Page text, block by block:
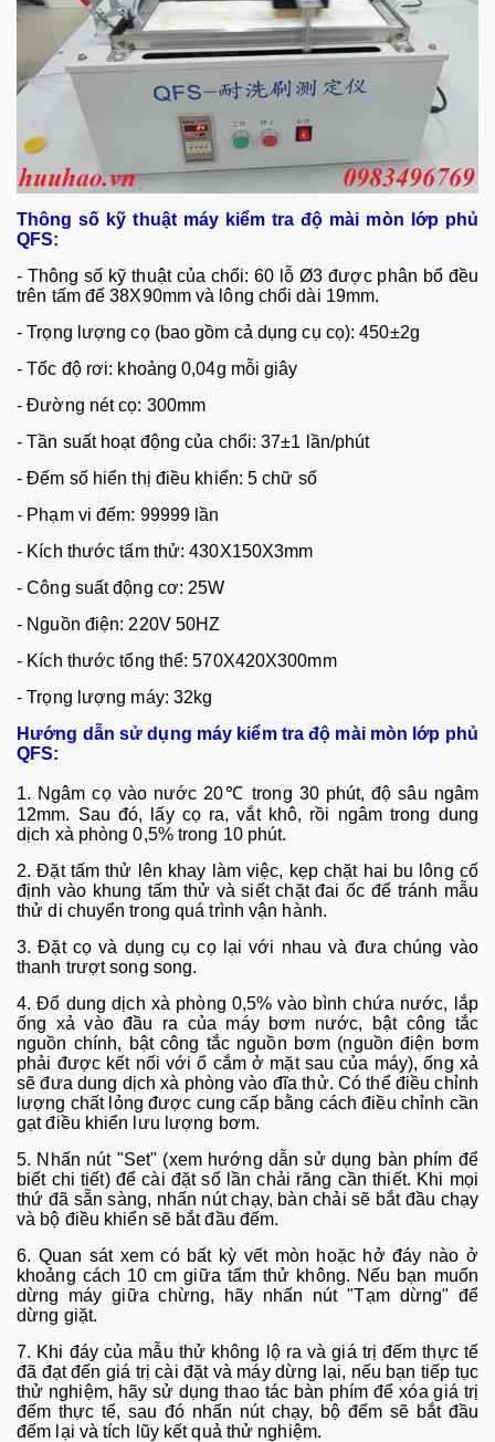
Thông số kỹ thuật máy kiểm tra độ mài mòn lớp phủ
QFS:
- Thông số kỹ thuật của chổi: 60 lỗØ3 được phân bổ đều
trên tấm đế 38X90mm và lông chổi dài 19mm.
- Trọng lượng cọ (bao gồm cả dụng cụ cọ): 450±2g
- Tốc độ rơi: khoảng 0,04g mỗi giây
- Đường nét cọ: 300mm
- Tần suất hoạt động của chổi: 37±1 l ần/phút
- Đếm số hiển thị điều khiển: 5 chữ số
- Phạm vi đếm: 99999 lần
- Kích thước tấm thử: 430X150X3mm
- Công suất động cơ: 25W
- Nguồn điện: 220V 50HZ
- Kích thước tổng thể: 570X420X300mm
- Trọng lượng máy: 32kg
Hướng dẫn sử dụng máy kiểm tra độ mài mòn lớp phủ
QFS:
1. Ngâm cọ vào nước 20℃ trong 30 phút, độ sâu ngâm
12mm. Sau đó, lấy cọ ra, vắt khô, rồi ngâm trong dung
dịch xà phòng 0,5% trong 10 phút.
2. Đặt tấm thử l ên khay làm việc, kẹp chặt hai bu lông cố
định vào khung tấm thử và siết chặt đai ốc để tránh mẫu
thử di chuyển trong quá trình vận hành.
3. Đặt cọ và dụng cụ cọ lại với nhau và đưa chúng vào
thanh trượt song song.
4. Đổ dung dịch xà phòng 0,5% vào bình chứa nước, lắp
ống xả vào đầu ra của máy bơm nước, bật công tắc
nguồn chính, bật công tắc nguồn bơm (nguồn điện bơm
phải được kết nối với ổ cắm ở mặt sau của máy),ống xả
sẽ đưa dung dịch xà phòng vào đĩa thử. Có thể điều chỉnh
lượng chất lỏng được cung cấp bằng cách điều chỉnh cần
gạt điều khiển lưu lượng bơm.
5. Nhấn nút "Set" (xem hướng dẫn sử dụng bàn phím để
biết chi tiết) để cài đặt số lần chải răng cần thiết. Khi mọi
thứ đã sẵn sàng, nhấn nút chạy, bàn chải sẽ bắt đầu chạy
và bộ điều khiển sẽ bắt đầu đếm.
6. Quan sát xem có bất kỳ vết mòn hoặc hở đáy nào ở
khoảng cách 10 cm giữa tấm thử không. Nếu bạn muốn
dừng máy giữa chừng, hãy nhấn nút "Tạm dừng" để
dừng giặt.
7. Khi đáy của mẫu thử không l ộ ra và giá trị đếm thực tế
đã đạt đến giá trị cài đặt và máy dừng lại, nếu bạn tiếp tục
thử nghiệm, hãy sử dụng thao tác bàn phím để xóa giá trị
đếm thực tế, sau đó nhấn nút chạy, bộ đếm sẽ bắt đầu
đếm lại và tích lũy kết quả thử nghiệm.